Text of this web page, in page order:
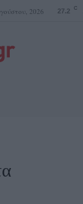
2026 27.2 C